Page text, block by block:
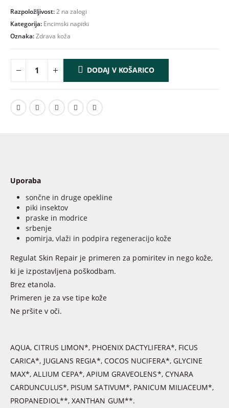
Razpoložljivost:2 na zalogi
Kategorija: Encimski napitki
Oznaka:Zdrava koža
DODAJ V KOŠARICO
Uporaba
sončne in druge opekline
piki insektov
praske in modrice
srbenje
pomirja, vlaži in podpira regeneracijo kože
Regulat Skin Repair je primeren za pomiritev in nego kože,
ki je izpostavljena poškodbam.
Brez etanola.
Primeren je za vse tipe kože
Ne pršite v oči.
AQUA, CITRUS LIMON*, PHOENIX DACTYLIFERA*, FICUS
CARICA*, JUGLANS REGIA*, COCOS NUCIFERA*, GLYCINE
MAX*, ALLIUM CEPA*, APIUM GRAVEOLENS*, CYNARA
CARDUNCULUS*, PISUM SATIVUM*, PANICUM MILIACEUM*,
PROPANEDIOL**, XANTHAN GUM**.